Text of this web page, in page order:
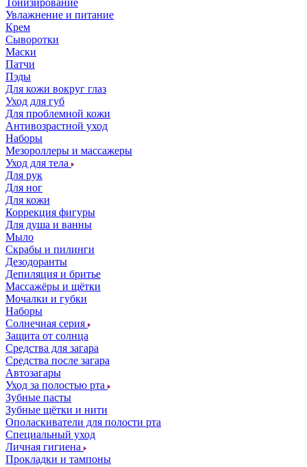
Тонизирование
Увлажнение и питание
Крем
Сыворотки
Маски
Патчи
Пэды
Для кожи вокруг глаз
Уход для губ
Для проблемной кожи
Антивозрастной уход
Наборы
Мезороллеры и массажеры
Уход для тела
Для рук
Для ног
Для кожи
Коррекция фигуры
Для душа и ванны
Мыло
Скрабы и пилинги
Дезодоранты
Депиляция и бритье
Массажёры и щётки
Мочалки и губки
Наборы
Солнечная серия
Защита от солнца
Средства для загара
Средства после загара
Автозагары
Уход за полостью рта
Зубные пасты
Зубные щётки и нити
Ополаскиватели для полости рта
Специальный уход
Личная гигиена
Прокладки и тампоны